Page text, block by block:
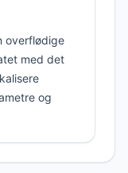
overflødige
med det
og